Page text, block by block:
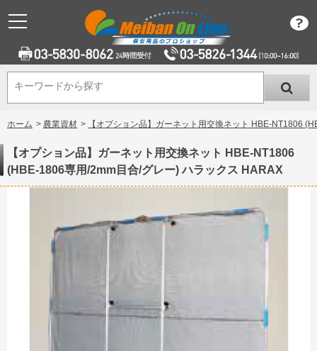
キーワードから探す
キーワードから探す
ホーム > 農業資材 > 【オプション品】ガーネット用交換ネット HBE-NT1806
【オプション品】ガーネット用交換ネット HBE-NT1806
(HBE-1806専用/2mm目合/グレー) ハラックス HARAX